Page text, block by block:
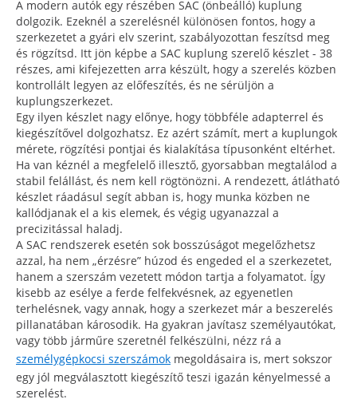
A modern autók egy részében SAC (önbeálló) kuplung
dolgozik. Ezeknél a szerelésnél különösen fontos, hogy a
szerkezetet a gyári elv szerint, szabályozottan feszítsd meg
és rögzítsd. Itt jön képbe a SAC kuplung szerelő készlet - 38
részes, ami kifejezetten arra készült, hogy a szerelés közben
kontrollált legyen az előfeszítés, és ne sérüljön a
kuplungszerkezet.
Egy ilyen készlet nagy előnye, hogy többféle adapterrel és
kiegészítővel dolgozhatsz. Ez azért számít, mert a kuplungok
mérete, rögzítési pontjai és kialakítása típusonként eltérhet.
Ha van kéznél a megfelelő illesztő, gyorsabban megtalálod a
stabil felállást, és nem kell rögtönözni. A rendezett, átlátható
készlet ráadásul segít abban is, hogy munka közben ne
kallódjanak el a kis elemek, és végig ugyanazzal a
precizitással haladj.
A SAC rendszerek esetén sok bosszúságot megelőzhetsz
azzal, ha nem „érzésre” húzod és engeded el a szerkezetet,
hanem a szerszám vezetett módon tartja a folyamatot. Így
kisebb az esélye a ferde felfekvésnek, az egyenetlen
terhelésnek, vagy annak, hogy a szerkezet már a beszerelés
pillanatában károsodik. Ha gyakran javítasz személyautókat,
vagy több járműre szeretnél felkészülni, nézz rá a
személygépkocsi szerszámok megoldásaira is, mert sokszor
egy jól megválasztott kiegészítő teszi igazán kényelmessé a
szerelést.